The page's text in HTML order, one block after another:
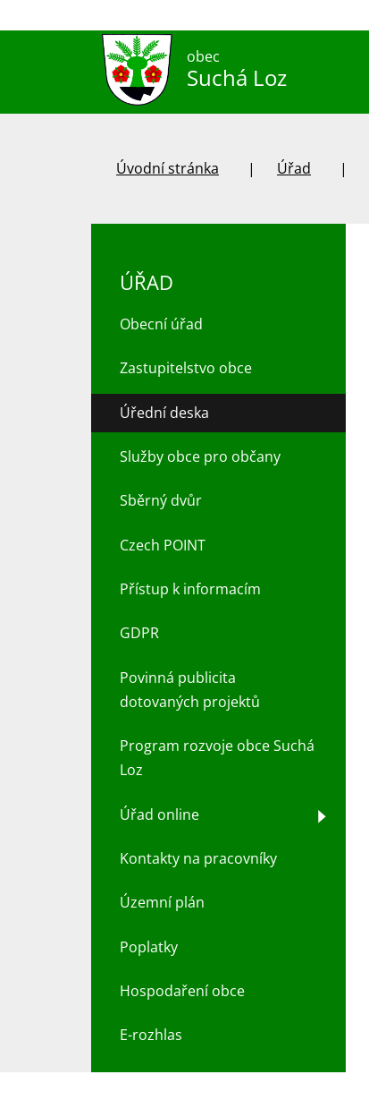
obec
Suchá Loz
Úvodní stránka Úřad
ÚŘAD
Obecní úřad
Zastupitelstvo obce
Úřední deska
Služby obce pro občany
Sběrný dvůr
Czech POINT
Přístup k informacím
GDPR
Povinná publicita
dotovaných projektů
Program rozvoje obce Suchá
Loz
Úřad online
Kontakty na pracovníky
Územní plán
Poplatky
Hospodaření obce
E-rozhlas